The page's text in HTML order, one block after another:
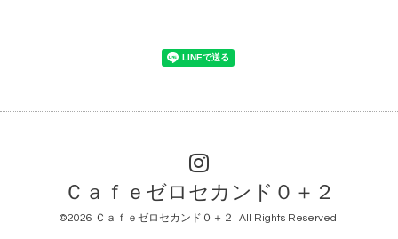
Ｃａｆｅゼロセカンド０＋２
©2026 Ｃａｆｅゼロセカンド０＋２ . All Rights Reserved.